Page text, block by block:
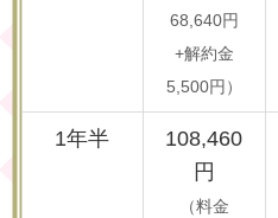
68,640円
+解約金
5,500円）
1年半
108,460
円
（料金